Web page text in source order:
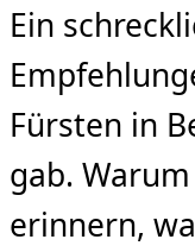
Ein
Fürsten in
gab.
erinnern,